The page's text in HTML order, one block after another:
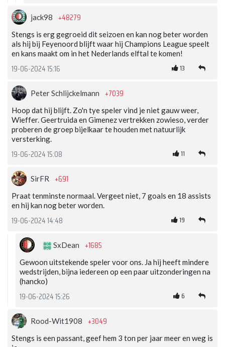
jack98 +48279
Stengs is erg gegroeid dit seizoen en kan nog beter worden
als hij bij Feyenoord blijft waar hij Champions League speelt
en kans maakt om in het Nederlands elftal te komen!
19-06-2024 15:16 13
Peter Schlijckelmann +7039
Hoop dat hij blijft. Zo'n tye speler vind je niet gauw weer,
Wieffer. Geertruida en Gimenez vertrekken zowieso, verder
proberen de groep bijelkaar te houden met natuurlijk
versterking.
19-06-2024 15:08 11
SirFR +691
Praat tenminste normaal. Vergeet niet, 7 goals en 18 assists
en hij kan nog beter worden.
19-06-2024 14:48 19
SxDean +1685
Gewoon uitstekende speler voor ons. Ja hij heeft mindere
wedstrijden, bijna iedereen op een paar uitzonderingen na
(hancko)
19-06-2024 15:26 6
Rood-Wit1908 +3049
Stengs is een passant, geef hem 3 ton per jaar meer en weg is